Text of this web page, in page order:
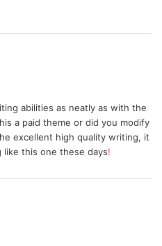
abilities as neatly as with the
a paid theme or did you modify
excellent high quality writing, it
like this one these days!